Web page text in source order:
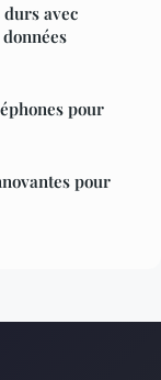
durs avec
pour
pour